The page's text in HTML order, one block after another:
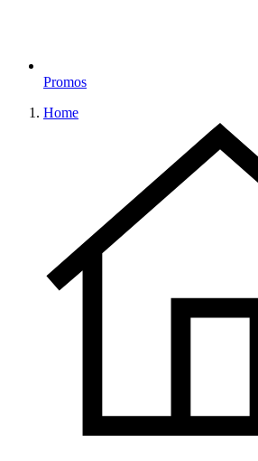
Promos
Home